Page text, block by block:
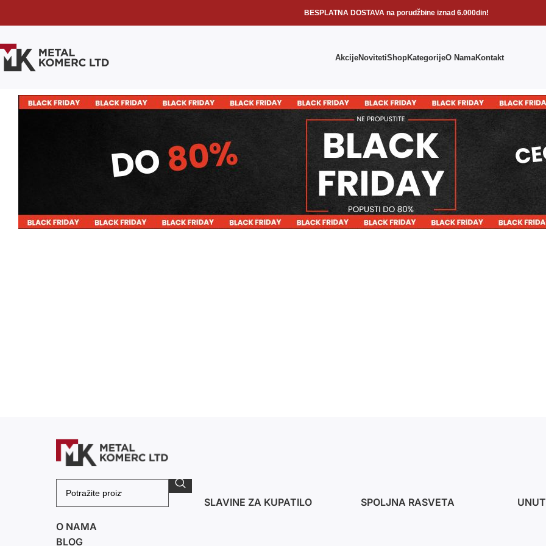
BESPLATNA DOSTAVA na porudžbine iznad 6.000din!
AkcijeNovitetiShopKategorijeO NamaKontakt
O NAMA
BLOG
SLAVINE ZA KUPATILO SPOLJNA RASVETA